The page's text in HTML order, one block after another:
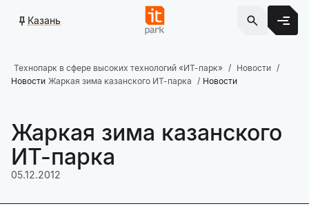
Казань
Технопарк в сфере высоких технологий «ИТ-парк»
Новости
Новости Жаркая зима казанского ИТ-парка Новости
Жаркая зима казанского
ИТ-парка
05.12.2012